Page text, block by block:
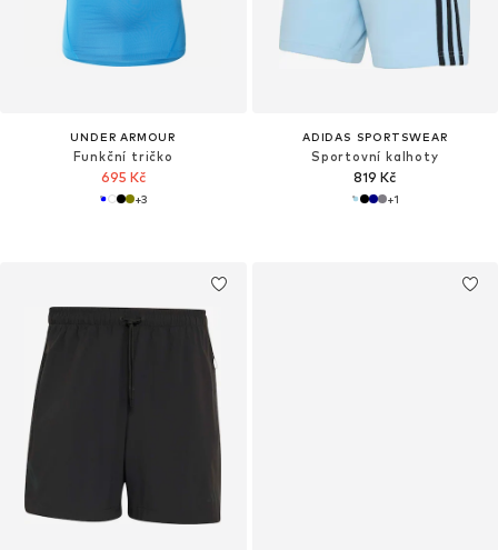
UNDER ARMOUR
Funkční tričko
695 Kč
+3
ADIDAS SPORTSWEAR
Sportovní kalhoty
819 Kč
+1